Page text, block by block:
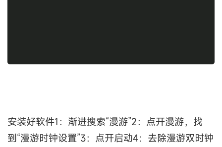
安装好软件1：渐进搜索“漫游”2：点开漫游，找
到“漫游时钟设置”3：点开启动4：去除漫游双时钟